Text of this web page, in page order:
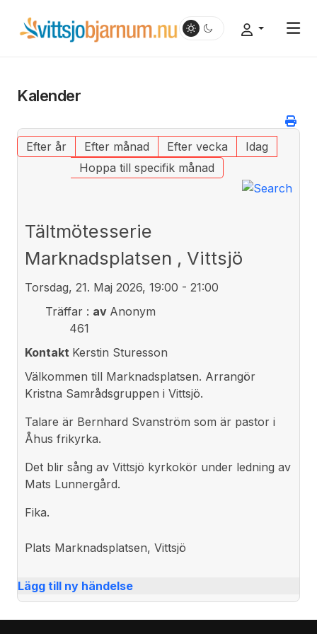
Kalender
Efter år Efter månad Efter vecka
Idag
Hoppa till specifik månad
Tältmötesserie
Marknadsplatsen , Vittsjö
Torsdag, 21. Maj 2026, 19:00 - 21:00
Träffar:
461
av Anonym
Kontakt Kerstin Sturesson
Välkommen till Marknadsplatsen. Arrangör
Kristna Samrådsgruppen i Vittsjö.
Talare är Bernhard Svanström som är pastor i
Åhus frikyrka.
Det blir sång av Vittsjö kyrkokör under ledning av
Mats Lunnergård.
Fika.
Plats Marknadsplatsen, Vittsjö
Lägg till ny händelse